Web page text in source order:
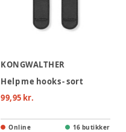
KONGWALTHER
Help me hooks - sort
99,95 kr.
Online 16 butikker